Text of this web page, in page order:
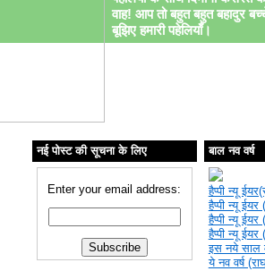
वाह! आप तो बहुत बहुत बहादुर
बूझिए हमारी पहेलियाँ।
नई पोस्ट की सूचना के लिए
Enter your email address:
बाल नव वर्ष
हैप्पी न्यू
हैप्पी न्यू
हैप्पी न्यू ईयर
हैप्पी न्यू ईयर
इस नये साल
ये नव वर्ष